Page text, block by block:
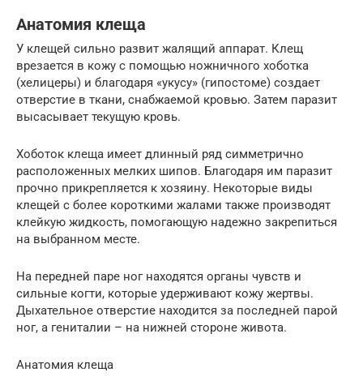
Анатомия клеща
У клещей сильно развит жалящий аппарат. Клещ
врезается в кожу с помощью ножничного хоботка
(хелицеры) и благодаря «укусу» (гипостоме) создает
отверстие в ткани, снабжаемой кровью. Затем паразит
высасывает текущую кровь.
Хоботок клеща имеет длинный ряд симметрично
расположенных мелких шипов. Благодаря им паразит
прочно прикрепляется к хозяину. Некоторые виды
клещей с более короткими жалами также производят
клейкую жидкость, помогающую надежно закрепиться
на выбранном месте.
На передней паре ног находятся органы чувств и
сильные когти, которые удерживают кожу жертвы.
Дыхательное отверстие находится за последней парой
ног, а гениталии – на нижней стороне живота.
Анатомия клеща